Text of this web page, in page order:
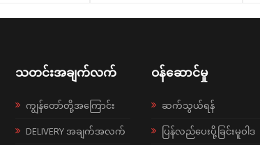
သတင်းအချက်လက်
ကျွန်တော်တို့အကြောင်း
DELIVERY အချက်အလက်
ဝန်ဆောင်မှု
ဆက်သွယ်ရန်
ပြန်လည်ပေးပို့ခြင်းမူဝါဒ